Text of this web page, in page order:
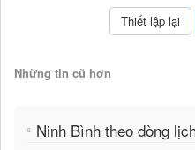
Những tin cũ hơn
Ninh Bình theo dòng